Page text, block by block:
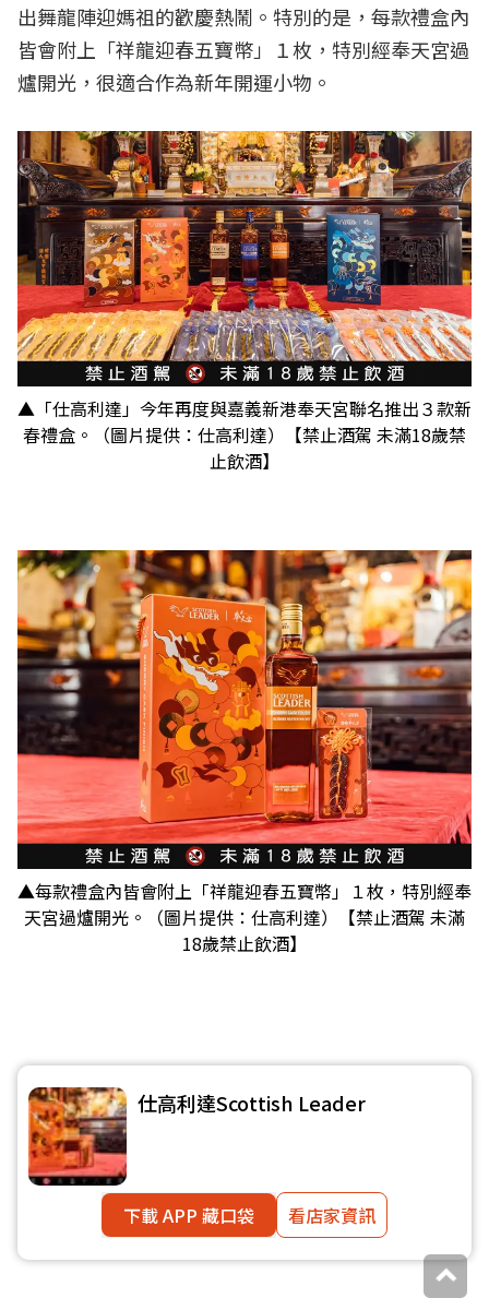
出舞龍陣迎媽祖的歡慶熱鬧。特別的是，每款禮盒內
皆會附上「祥龍迎春五寶幣」１枚，特別經奉天宮過
爐開光，很適合作為新年開運小物。
▲「仕高利達」今年再度與嘉義新港奉天宮聯名推出３款新
春禮盒。（圖片提供：仕高利達）【禁止酒駕 未滿18歲禁
止飲酒】
▲每款禮盒內皆會附上「祥龍迎春五寶幣」１枚，特別經奉
天宮過爐開光。（圖片提供：仕高利達）【禁止酒駕 未滿
18歲禁止飲酒】
仕高利達Scottish Leader
下載 APP 藏口袋 看店家資訊